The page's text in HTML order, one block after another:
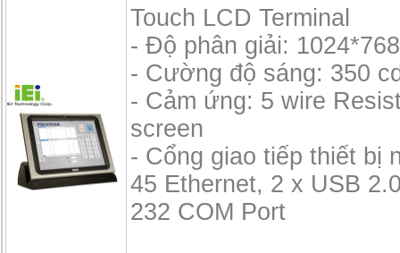
Touch LCD Terminal
- Độ phân giải:
- Cường độ sáng: 350
- Cảm ứng: 5 wire
screen
- Cổng giao tiếp thiết bị
45 Ethernet, 2 x USB
232 COM Port